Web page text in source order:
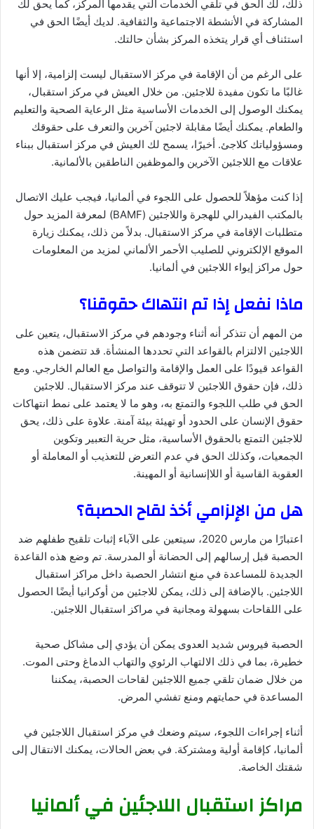
ذلك، لك الحق في تلقي الخدمات التي يقدمها المركز، كما يحق لك
المشاركة في الأنشطة الاجتماعية والثقافية. لديك أيضًا الحق في
استئناف أي قرار يتخذه المركز بشأن حالتك.
على الرغم من أن الإقامة في مركز الاستقبال ليست إلزامية، إلا أنها
غالبًا ما تكون مفيدة للاجئين. من خلال العيش في مركز استقبال،
يمكنك الوصول إلى الخدمات الأساسية مثل الرعاية الصحية والتعليم
والطعام. يمكنك أيضًا مقابلة لاجئين آخرين والتعرف على حقوقك
ومسؤولياتك كلاجئ. أخيرًا، يسمح لك العيش في مركز استقبال ببناء
علاقات مع اللاجئين الآخرين والموظفين الناطقين بالألمانية.
إذا كنت مؤهلاً للحصول على اللجوء في ألمانيا، فيجب عليك الاتصال
بالمكتب الفيدرالي للهجرة واللاجئين (BAMF) لمعرفة المزيد حول
متطلبات الإقامة في مركز الاستقبال. بدلاً من ذلك، يمكنك زيارة
الموقع الإلكتروني للصليب الأحمر الألماني لمزيد من المعلومات
حول مراكز إيواء اللاجئين في ألمانيا.
ماذا نفعل إذا تم انتهاك حقوقنا؟
من المهم أن تتذكر أنه أثناء وجودهم في مركز الاستقبال، يتعين على
اللاجئين الالتزام بالقواعد التي تحددها المنشأة. قد تتضمن هذه
القواعد قيودًا على العمل والإقامة والتواصل مع العالم الخارجي. ومع
ذلك، فإن حقوق اللاجئين لا تتوقف عند مركز الاستقبال. للاجئين
الحق في طلب اللجوء والتمتع به، وهو ما لا يعتمد على نمط انتهاكات
حقوق الإنسان على الحدود أو تهيئة بيئة آمنة. علاوة على ذلك، يحق
للاجئين التمتع بالحقوق الأساسية، مثل حرية التعبير وتكوين
الجمعيات، وكذلك الحق في عدم التعرض للتعذيب أو المعاملة أو
العقوبة القاسية أو اللاإنسانية أو المهينة.
هل من الإلزامي أخذ لقاح الحصبة؟
اعتبارًا من مارس 2020، سيتعين على الآباء إثبات تلقيح طفلهم ضد
الحصبة قبل إرسالهم إلى الحضانة أو المدرسة. تم وضع هذه القاعدة
الجديدة للمساعدة في منع انتشار الحصبة داخل مراكز استقبال
اللاجئين. بالإضافة إلى ذلك، يمكن للاجئين من أوكرانيا أيضًا الحصول
على اللقاحات بسهولة ومجانية في مراكز استقبال اللاجئين.
الحصبة فيروس شديد العدوى يمكن أن يؤدي إلى مشاكل صحية
خطيرة، بما في ذلك الالتهاب الرئوي والتهاب الدماغ وحتى الموت.
من خلال ضمان تلقي جميع اللاجئين لقاحات الحصبة، يمكننا
المساعدة في حمايتهم ومنع تفشي المرض.
أثناء إجراءات اللجوء، سيتم وضعك في مركز استقبال اللاجئين في
ألمانيا، كإقامة أولية ومشتركة. في بعض الحالات، يمكنك الانتقال إلى
شقتك الخاصة.
مراكز استقبال اللاجئين في ألمانيا